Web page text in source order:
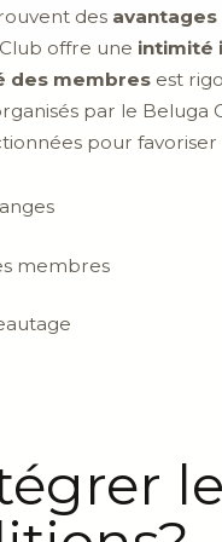
des
offre une intimité
des membres est
par le
pour
membres